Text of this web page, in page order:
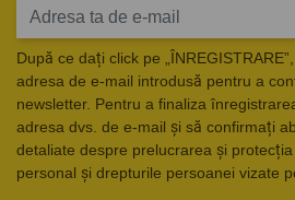
După ce dați click pe
adresa de e-mail introdusă pentru a
newsletter. Pentru a finaliza
adresa dvs. de e-mail și să confirmați
detaliate despre prelucrarea și
personal și drepturile persoanei vizate